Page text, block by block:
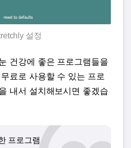
설정
건강에 좋은 프로그램들을
료로 사용할 수 있는 프로
내서 설치해보시면 좋겠습
프로그램